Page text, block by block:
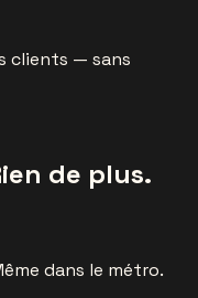
clients — sans
de plus.
dans le métro.